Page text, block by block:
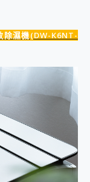
除濕機(DW-K6NT-